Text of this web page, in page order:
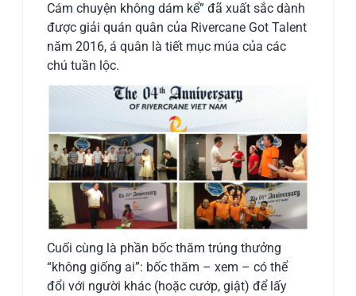
Cám chuyện không dám kể” đã xuất sắc dành
được giải quán quân của Rivercane Got Talent
năm 2016, á quân là tiết mục múa của các
chú tuần lộc.
Cuối cùng là phần bốc thăm trúng thưởng
“không giống ai”: bốc thăm – xem – có thể
đổi với người khác (hoặc cướp, giật) để lấy